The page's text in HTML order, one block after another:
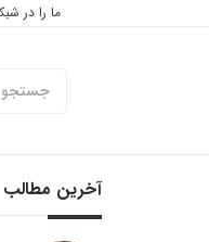
ما را در
آخرین مطالب